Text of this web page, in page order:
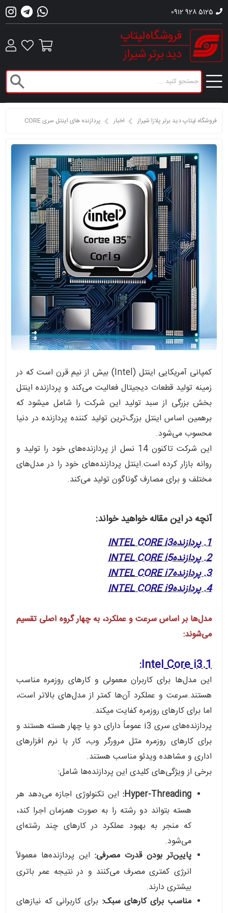
0912 928 5125
فروشگاه لپتاپ دید برتر پلازا شیراز اخبار پردازنده های اینتل سری CORE
کمپانی آمریکایی اینتل (Intel) بیش از نیم قرن است که در
زمینه تولید قطعات دیجیتال فعالیت می‌کند و پردازنده اینتل
بخش بزرگی از سبد تولید این شرکت را شامل میشود که
برهمین اساس اینتل بزرگ‌ترین تولید کننده پردازنده در دنیا
محسوب می‌شود.
این شرکت تاکنون 14 نسل از پردازنده‌های خود را تولید و
روانه بازار کرده است.اینتل پردازنده‌های خود را در مدل‌های
مختلف و برای مصارف گوناگون تولید می‌کند.
آنچه در این مقاله خواهید خواند:
1. پردازندهINTEL CORE i3
2. پردازندهINTEL CORE i5
3. پردازندهINTEL CORE i7
4. پردازندهINTEL CORE i9
مدل‌ها بر اساس سرعت و عملکرد، به چهار گروه اصلی تقسیم
می‌شوند:
1.Intel Core i3:
این مدل‌ها برای کاربران معمولی و کارهای روزمره مناسب
هستند.سرعت و عملکرد آن‌ها کمتر از مدل‌های بالاتر است،
اما برای کارهای روزمره کفایت میکند.
پردازنده‌های سری i3 عموماً دارای دو یا چهار هسته هستند و
برای کارهای روزمره مثل مرورگر وب، کار با نرم افزارهای
اداری و مشاهده ویدئو مناسب هستند.
برخی از ویژگی‌های کلیدی این پردازنده‌ها شامل:
Hyper-Threading: این تکنولوژی اجازه می‌دهد هر
هسته بتواند دو رشته را به صورت همزمان اجرا کند،
که منجر به بهبود عملکرد در کارهای چند رشته‌ای
می‌شود.
پایین‌تر بودن قدرت مصرفی: این پردازنده‌ها معمولاً
انرژی کمتری مصرف می‌کنند و در نتیجه عمر باتری
بیشتری دارند.
مناسب برای کارهای سبک: برای کاربرانی که نیازهای